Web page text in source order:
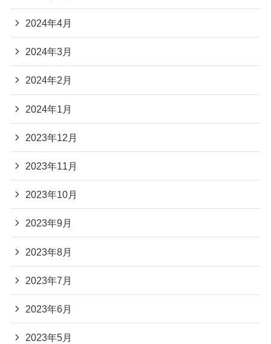
2024年4月
2024年3月
2024年2月
2024年1月
2023年12月
2023年11月
2023年10月
2023年9月
2023年8月
2023年7月
2023年6月
2023年5月